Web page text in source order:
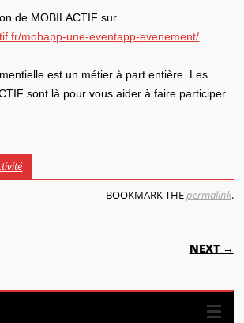
de MOBILACTIF sur
mobapp-une-eventapp-evenement/
est un métier à part entière. Les
sont là pour vous aider à faire participer
BOOKMARK THEpermalink.
NEXT →